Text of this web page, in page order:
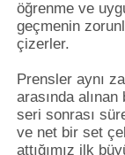
öğrenme ve
geçmenin
çizerler.
Prensler aynı
arasında
seri sonrası
ve net bir set
attığımız ilk